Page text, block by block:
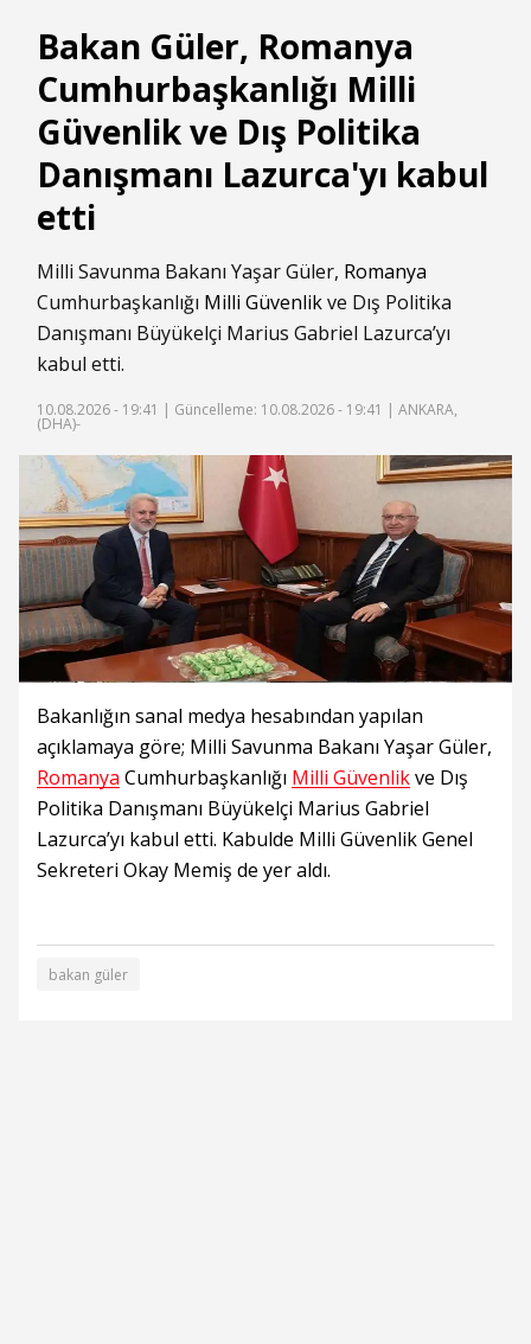
Bakan Güler, Romanya
Cumhurbaşkanlığı Milli
Güvenlik ve Dış Politika
Danışmanı Lazurca'yı kabul
etti
Milli Savunma Bakanı Yaşar Güler, Romanya
Cumhurbaşkanlığı Milli Güvenlikve Dış Politika
Danışmanı Büyükelçi Marius Gabriel Lazurca’yı
kabul etti.
10.08.2026 - 19:41 | Güncelleme: 10.08.2026 - 19:41 | ANKARA,
(DHA)-
Bakanlığın sanal medya hesabından yapılan
açıklamaya göre; Milli Savunma Bakanı Yaşar Güler,
Romanya Cumhurbaşkanlığı Milli Güvenlikve Dış
Politika Danışmanı Büyükelçi Marius Gabriel
Lazurca’yı kabul etti. Kabulde Milli Güvenlik Genel
Sekreteri Okay Memiş de yer aldı.
bakan güler